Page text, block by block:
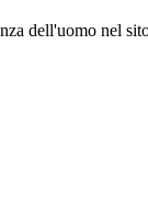
dell'uomo nel